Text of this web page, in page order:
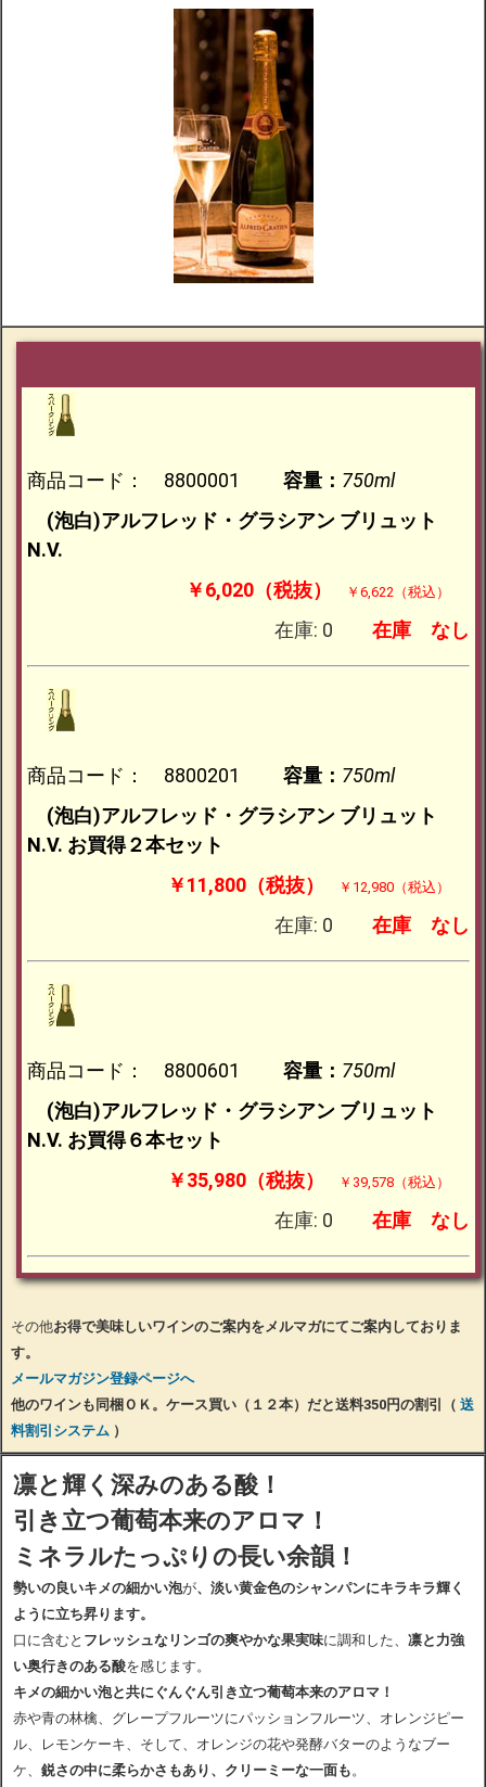
商品コード： 8800001 容量： 750ml
(泡白)アルフレッド・グラシアン ブリュット
N.V.
￥6,020（税抜）
￥6,622（税込）
在庫: 0 在庫 なし
商品コード： 8800201 容量： 750ml
(泡白)アルフレッド・グラシアン ブリュット
N.V. お買得２本セット
￥11,800（税抜）
￥12,980（税込）
在庫: 0 在庫 なし
商品コード： 8800601 容量： 750ml
(泡白)アルフレッド・グラシアン ブリュット
N.V. お買得６本セット
￥35,980（税抜）
￥39,578（税込）
在庫: 0 在庫 なし
その他お得で美味しいワインのご案内をメルマガにてご案内しておりま
す。
メールマガジン登録ページへ
他のワインも同梱ＯＫ。ケース買い（１２本）だと送料350円の割引（ 送
料割引システム ）
凛と輝く深みのある酸！
引き立つ葡萄本来のアロマ！
ミネラルたっぷりの長い余韻！
勢いの良いキメの細かい泡が、淡い黄金色のシャンパンにキラキラ輝く
ように立ち昇ります。
口に含むと フレッシュなリンゴの爽やかな果実味に調和した、 凛と力強
い奥行きのある酸を感じます。
キメの細かい泡と共にぐんぐん引き立つ葡萄本来のアロマ！
赤や青の林檎、グレープフルーツにパッションフルーツ、オレンジピー
ル、レモンケーキ、そして、オレンジの花や発酵バターのようなブー
ケ、 鋭さの中に柔らかさもあり、クリーミーな一面も。